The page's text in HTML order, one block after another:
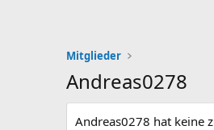
Mitglieder
Andreas0278
Andreas0278 hat keine